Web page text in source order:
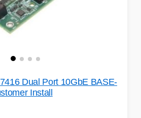
Dual Port 10GbE BASE-
Install